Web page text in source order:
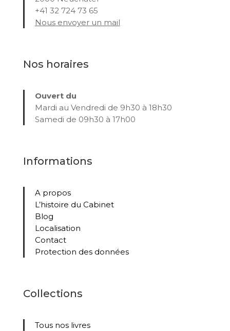
+41 32 724 73 65
Nous envoyer un mail
Nos horaires
Ouvert du
Mardi au Vendredi de 9h30 à 18h30
Samedi de 09h30 à 17h00
Informations
A propos
L’histoire du Cabinet
Blog
Localisation
Contact
Protection des données
Collections
Tous nos livres